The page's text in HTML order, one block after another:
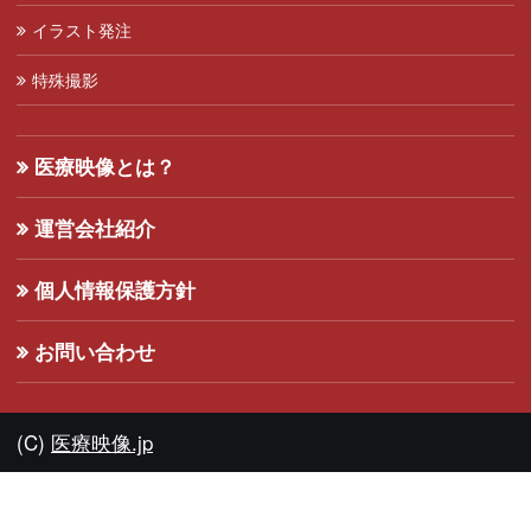
イラスト発注
特殊撮影
医療映像とは？
運営会社紹介
個人情報保護方針
お問い合わせ
(C) 医療映像.jp